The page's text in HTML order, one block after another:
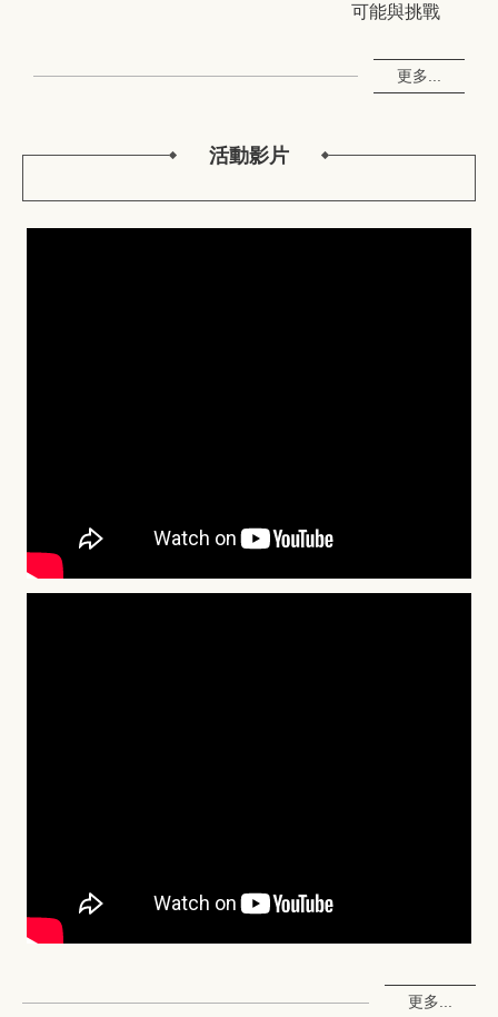
可能與挑戰
更多...
活動影片
更多...